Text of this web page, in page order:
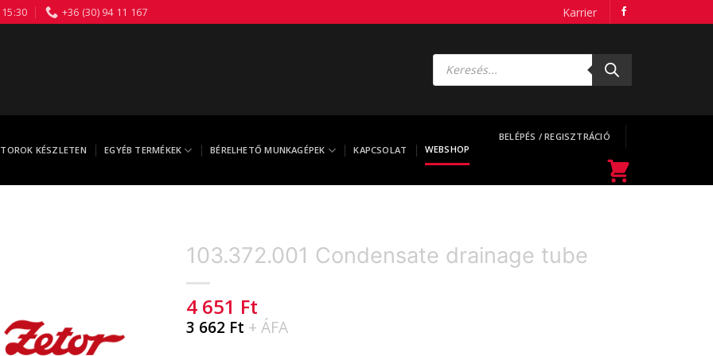
+36 (30) 94 11 167 Karrier
Products
search
KÉSZLETEN EGYÉB TERMÉKEK BÉRELHETŐ MUNKAGÉPEK KAPCSOLAT WEBSHOP
BELÉPÉS / REGISZTRÁCIÓ
103.372.001 Condensate drainage tube
4 651 Ft
3 662 Ft + ÁFA